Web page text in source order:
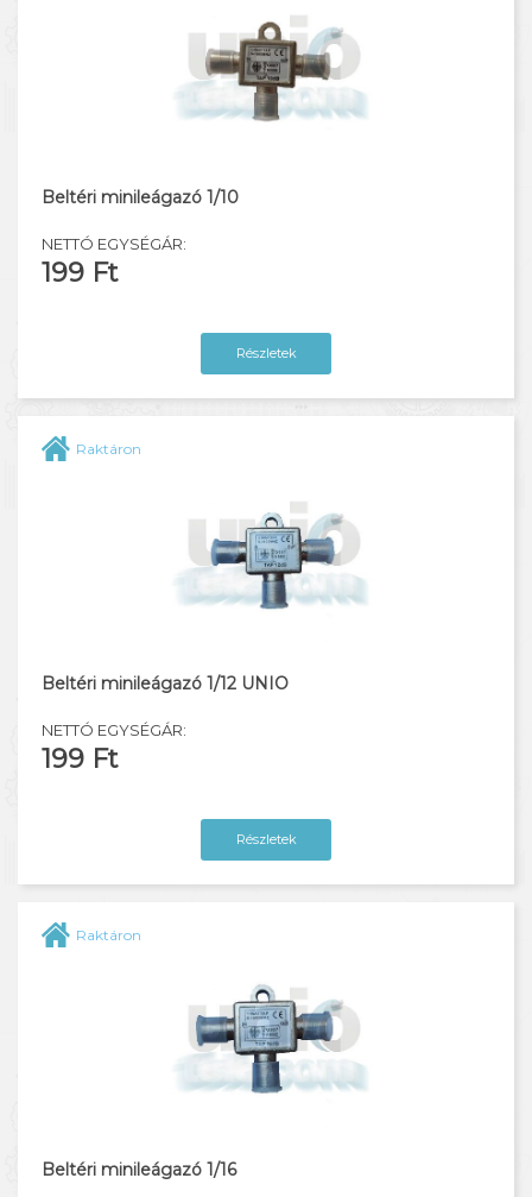
Beltéri minileágazó 1/10
NETTÓ EGYSÉGÁR:
199 Ft
Részletek
Raktáron
Beltéri minileágazó 1/12 UNIO
NETTÓ EGYSÉGÁR:
199 Ft
Részletek
Raktáron
Beltéri minileágazó 1/16